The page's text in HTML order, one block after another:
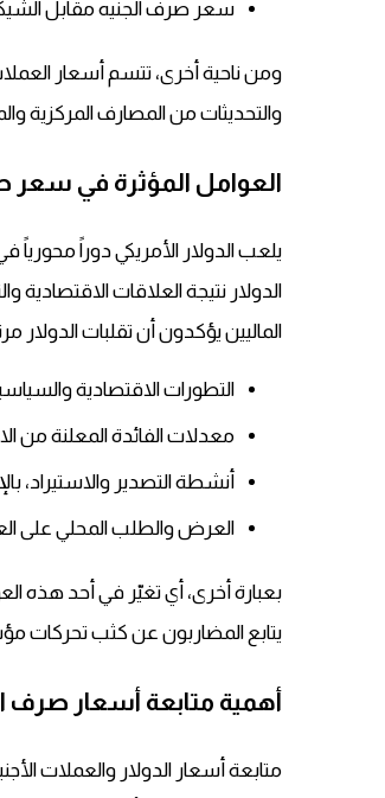
سعر صرف الجنيه مقابل الشيكل: 0.068
ومن ناحية أخرى، تتسم أسعار
والتحديثات من المصارف المركزية
العوامل المؤثرة في سعر
يلعب الدولار الأمريكي دوراً محورياً
الدولار نتيجة العلاقات الاقتصادية
الماليين يؤكدون أن تقلبات
التطورات الاقتصادية
معدلات الفائدة المعلنة من
أنشطة التصدير والاستيراد،
العرض والطلب المحلي على
بعبارة أخرى، أي تغيّر في أحد هذه
يتابع المضاربون عن كثب تحركات
أهمية متابعة أسعار صرف
متابعة أسعار الدولار والعملات